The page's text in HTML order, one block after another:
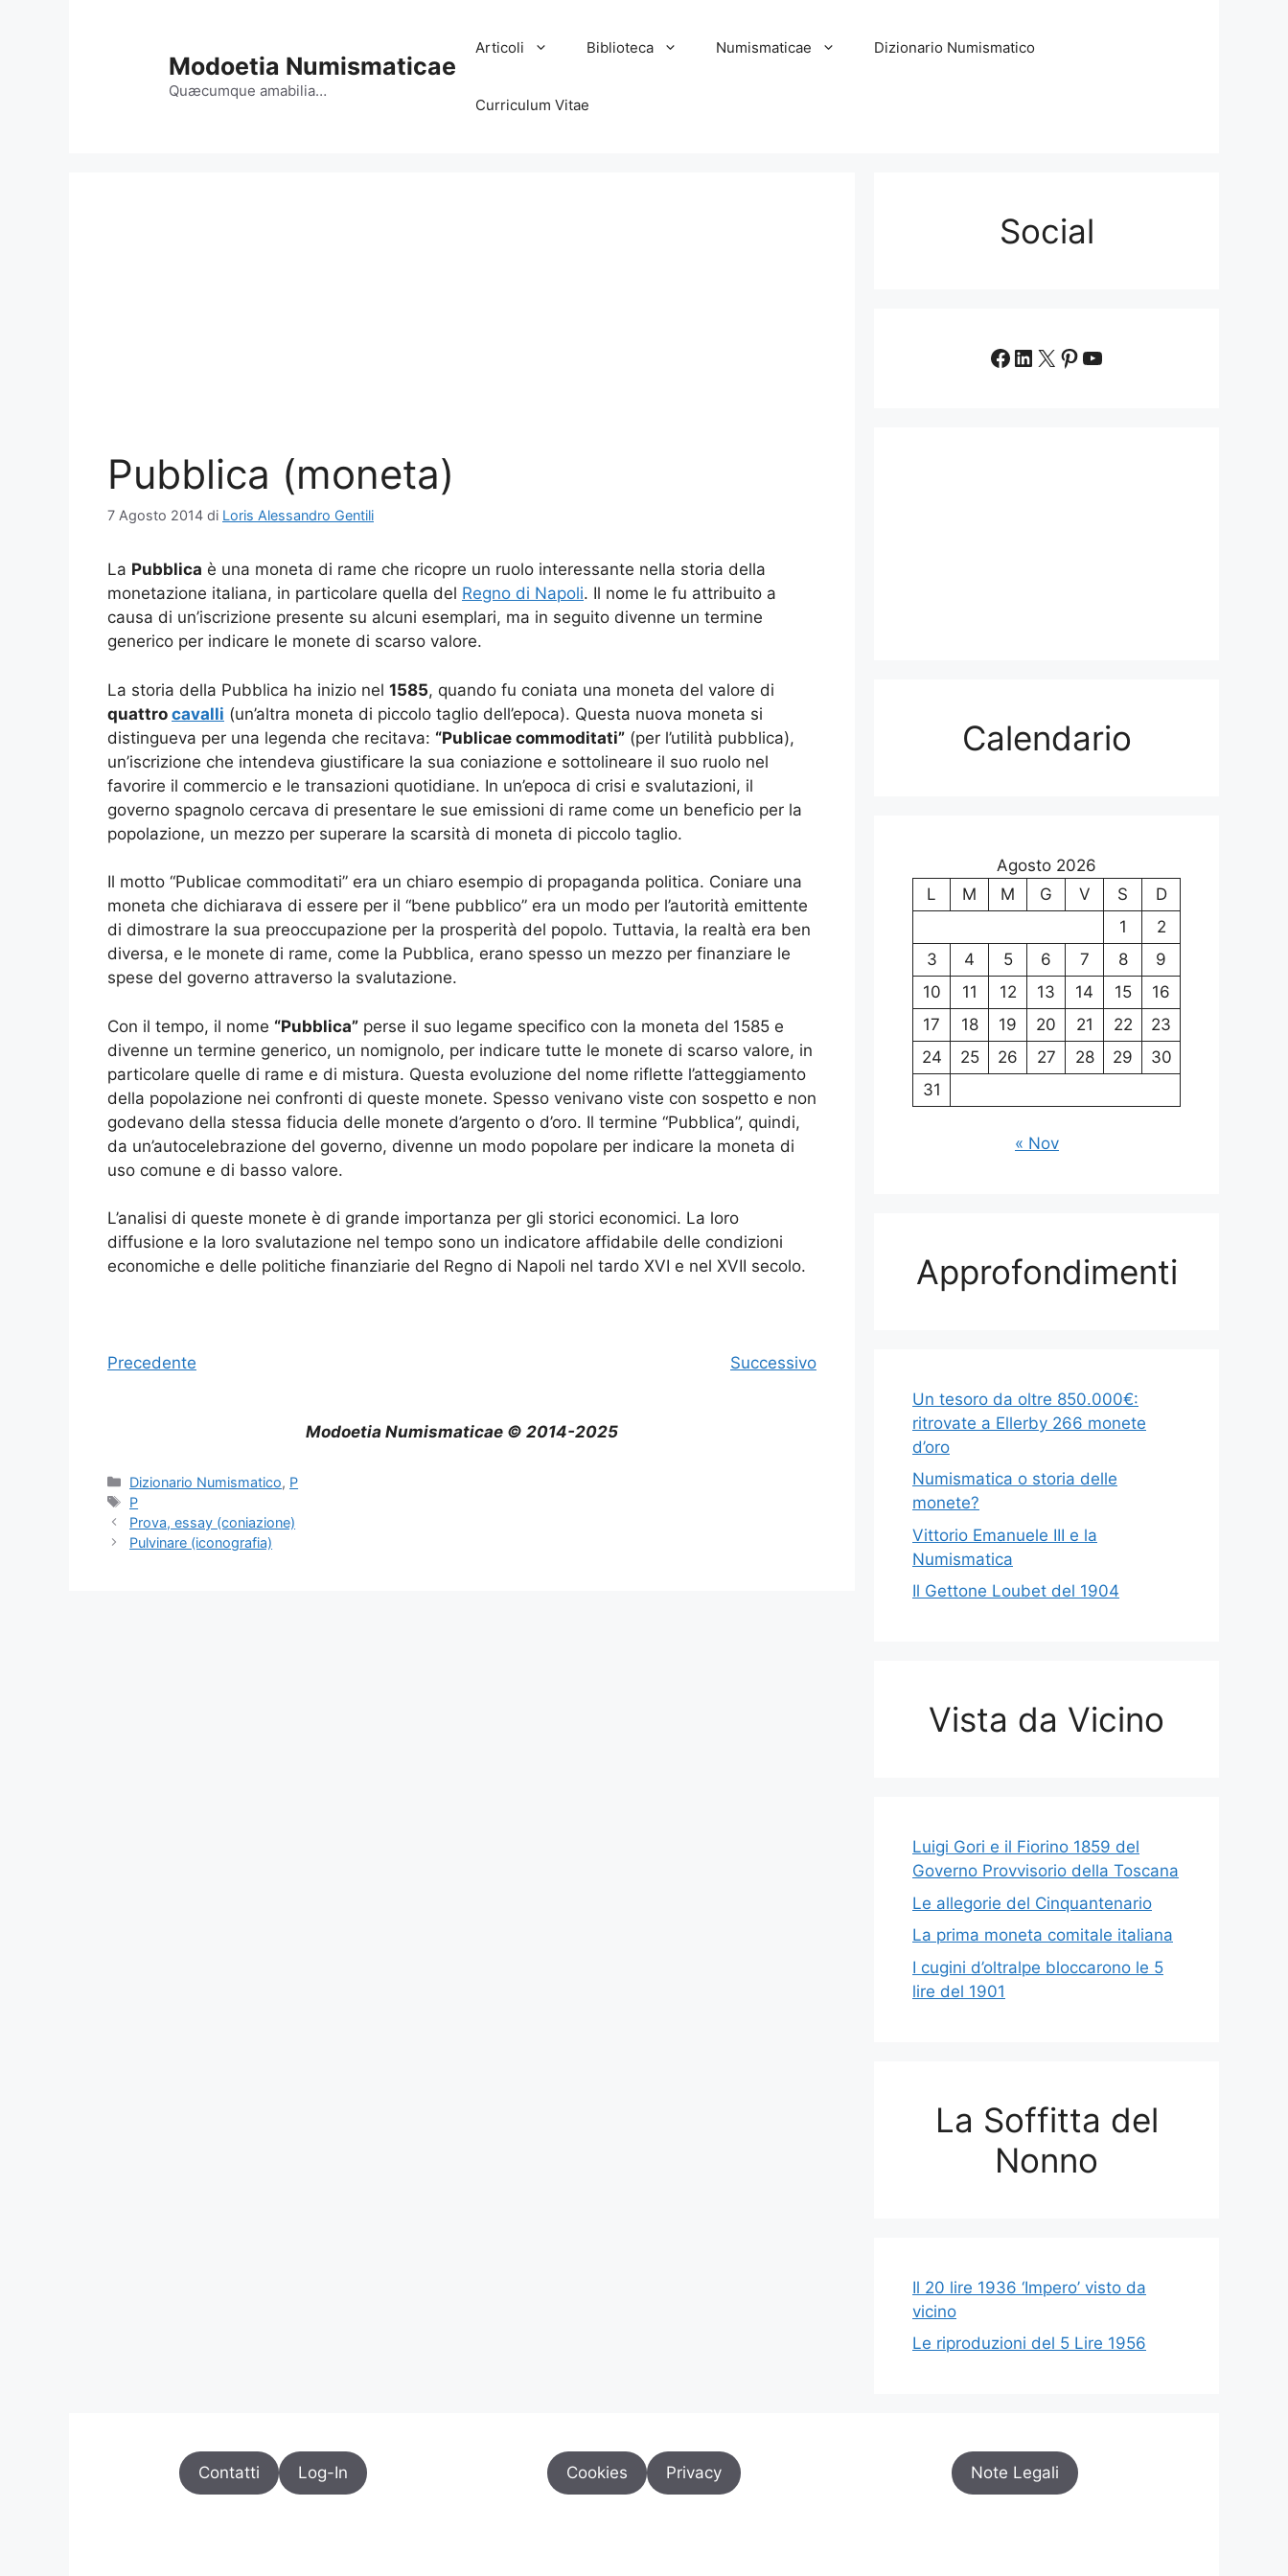
Modoetia Numismaticae
Quæcumque amabilia…
Articoli Biblioteca Numismaticae Dizionario Numismatico
Curriculum Vitae
Pubblica (moneta)
7 Agosto 2014 di Loris Alessandro Gentili
La Pubblica è una moneta di rame che ricopre un ruolo interessante nella storia della
monetazione italiana, in particolare quella del Regno di Napoli. Il nome le fu attribuito a
causa di un’iscrizione presente su alcuni esemplari, ma in seguito divenne un termine
generico per indicare le monete di scarso valore.
La storia della Pubblica ha inizio nel 1585, quando fu coniata una moneta del valore di
quattro cavalli (un’altra moneta di piccolo taglio dell’epoca). Questa nuova moneta si
distingueva per una legenda che recitava: “Publicae commoditati” (per l’utilità pubblica),
un’iscrizione che intendeva giustificare la sua coniazione e sottolineare il suo ruolo nel
favorire il commercio e le transazioni quotidiane. In un’epoca di crisi e svalutazioni, il
governo spagnolo cercava di presentare le sue emissioni di rame come un beneficio per la
popolazione, un mezzo per superare la scarsità di moneta di piccolo taglio.
Il motto “Publicae commoditati” era un chiaro esempio di propaganda politica. Coniare una
moneta che dichiarava di essere per il “bene pubblico” era un modo per l’autorità emittente
di dimostrare la sua preoccupazione per la prosperità del popolo. Tuttavia, la realtà era ben
diversa, e le monete di rame, come la Pubblica, erano spesso un mezzo per finanziare le
spese del governo attraverso la svalutazione.
Con il tempo, il nome “Pubblica” perse il suo legame specifico con la moneta del 1585 e
divenne un termine generico, un nomignolo, per indicare tutte le monete di scarso valore, in
particolare quelle di rame e di mistura. Questa evoluzione del nome riflette l’atteggiamento
della popolazione nei confronti di queste monete. Spesso venivano viste con sospetto e non
godevano della stessa fiducia delle monete d’argento o d’oro. Il termine “Pubblica”, quindi,
da un’autocelebrazione del governo, divenne un modo popolare per indicare la moneta di
uso comune e di basso valore.
L’analisi di queste monete è di grande importanza per gli storici economici. La loro
diffusione e la loro svalutazione nel tempo sono un indicatore affidabile delle condizioni
economiche e delle politiche finanziarie del Regno di Napoli nel tardo XVI e nel XVII secolo.
Precedente Successivo
Modoetia Numismaticae © 2014-2025
Categorie
Dizionario Numismatico, P
Tag
P
Prova, essay (coniazione)
Pulvinare (iconografia)
Social
Facebook
LinkedIn
X Pinterest
YouTube
Calendario
Agosto 2026
L
M M G V S
D
1
2
3
4 5 6 7 8
9
10
11 12 13 14 15
16
17
18 19 20 21 22
23
24
25 26 27 28 29
30
31
« Nov
Approfondimenti
Un tesoro da oltre 850.000€:
ritrovate a Ellerby 266 monete
d’oro
Numismatica o storia delle
monete?
Vittorio Emanuele III e la
Numismatica
Il Gettone Loubet del 1904
Vista da Vicino
Luigi Gori e il Fiorino 1859 del
Governo Provvisorio della Toscana
Le allegorie del Cinquantenario
La prima moneta comitale italiana
I cugini d’oltralpe bloccarono le 5
lire del 1901
La Soffitta del
Nonno
Il 20 lire 1936 ‘Impero’ visto da
vicino
Le riproduzioni del 5 Lire 1956
Contatti Log-In Cookies Privacy Note Legali